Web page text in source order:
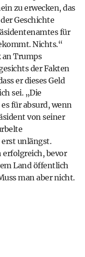
zu erwecken, das
Geschichte
für
Nichts.“
an Trumps
der Fakten
er dieses Geld
sei. „Die
für absurd, wenn
von seiner
unlängst.
erfolgreich, bevor
Land öffentlich
man aber nicht.